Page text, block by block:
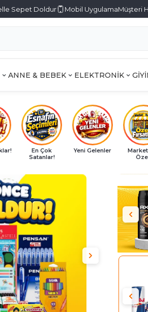
Sepet Doldur Mobil UygulamaMüşteri
ANNE & BEBEK ELEKTRONİK
En Çok
Satanlar!
Yeni Gelenler